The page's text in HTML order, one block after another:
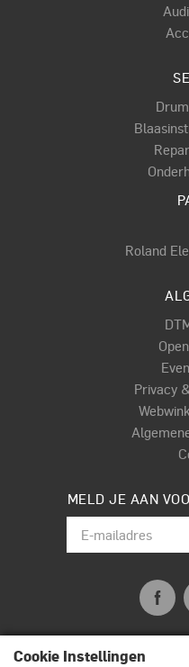
Cookie Instellingen
Roland
Privacy
MELD JE AAN
© Terpstra Muziek